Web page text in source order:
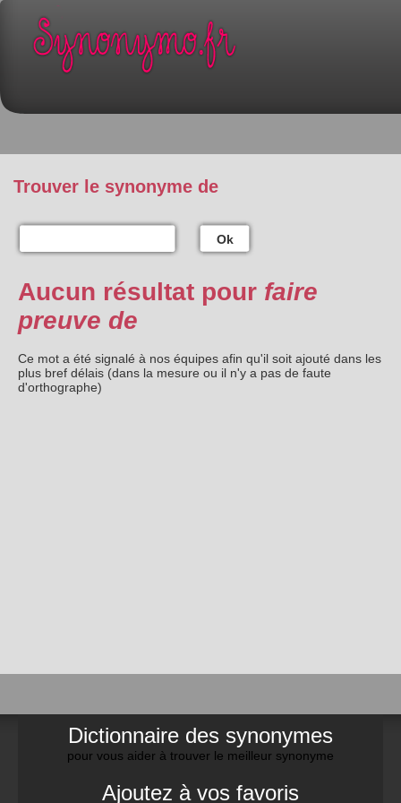
Trouver le synonyme de
Ok
Aucun résultat pour faire
preuve de
Ce mot a été signalé à nos équipes afin qu'il soit ajouté dans les
plus bref délais (dans la mesure ou il n'y a pas de faute
d'orthographe)
Dictionnaire des synonymes
pour vous aider à trouver le meilleur synonyme
Ajoutez à vos favoris